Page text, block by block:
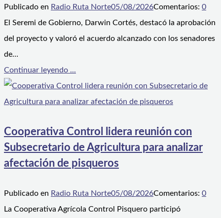
Publicado en Radio Ruta Norte05/08/2026Comentarios: 0
El Seremi de Gobierno, Darwin Cortés, destacó la aprobación
del proyecto y valoró el acuerdo alcanzado con los senadores
de…
Continuar leyendo ...
Cooperativa Control lidera reunión con
Subsecretario de Agricultura para analizar
afectación de pisqueros
Publicado en Radio Ruta Norte05/08/2026Comentarios: 0
La Cooperativa Agrícola Control Pisquero participó